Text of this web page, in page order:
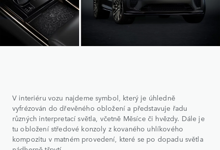
V interiéru vozu najdeme symbol, který je úhledně
vyfrézován do dřevěného obložení a představuje řadu
různých interpretací světla, včetně Měsíce či hvězdy. Dále je
tu obložení středové konzoly z kovaného uhlíkového
kompozitu v matném provedení, které se po dopadu světla